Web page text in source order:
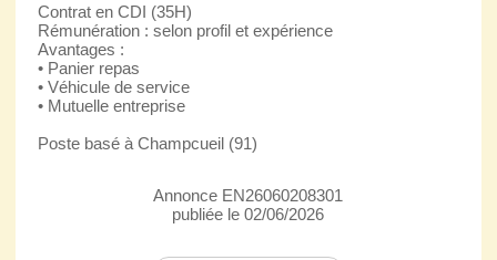
Contrat en CDI (35H)
Rémunération : selon profil et expérience
Avantages :
• Panier repas
• Véhicule de service
• Mutuelle entreprise
Poste basé à Champcueil (91)
Annonce EN26060208301
publiée le 02/06/2026